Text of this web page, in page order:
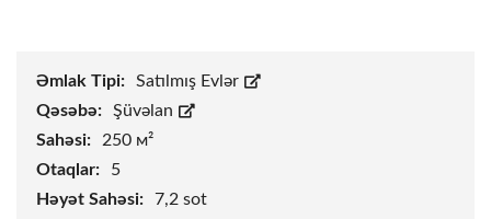
Əmlak Tipi:
Satılmış Evlər
Qəsəbə:
Şüvəlan
Sahəsi:
250 м²
Otaqlar:
5
Həyət Sahəsi:
7,2 sot